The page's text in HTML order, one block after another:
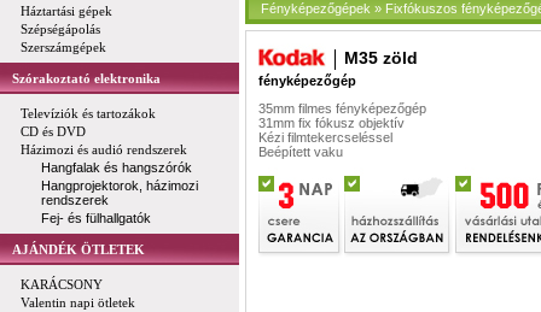
Háztartási gépek
Szépségápolás
Szerszámgépek
Szórakoztató elektronika
Televíziók és tartozákok
CD és DVD
Házimozi és audió rendszerek
Hangfalak és hangszórók
Hangprojektorok, házimozi
rendszerek
Fej- és fülhallgatók
AJÁNDÉK ÖTLETEK
KARÁCSONY
Valentin napi ötletek
Fényképezőgépek » Fixfókuszos
M35 zöld
fényképezőgép
35mm filmes fényképezőgép
31mm fix fókusz objektív
Kézi filmtekercseléssel
Beépített vaku